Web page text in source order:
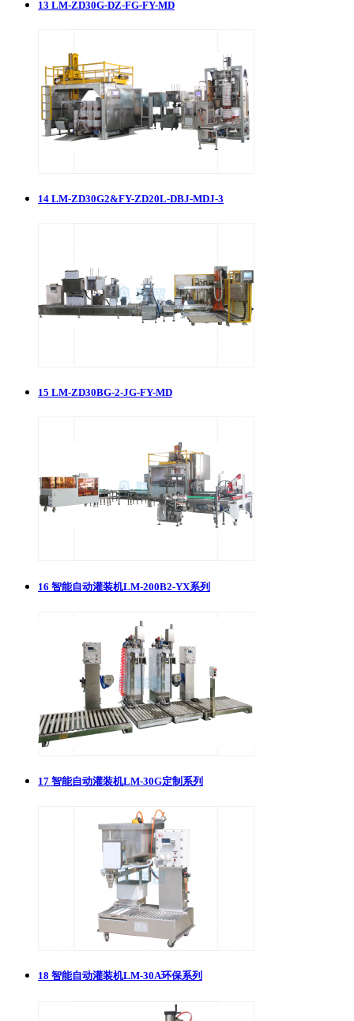
13 LM-ZD30G-DZ-FG-FY-MD
14 LM-ZD30G2&FY-ZD20L-DBJ-MDJ-3
15 ​LM-ZD30BG-2-JG-FY-MD
16 智能自动灌装机LM-200B2-YX系列
17 智能自动灌装机LM-30G定制系列
18 智能自动灌装机LM-30A环保系列